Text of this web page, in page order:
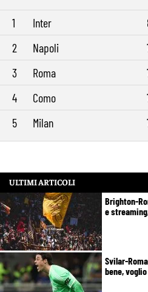
1 Inter
2
Napoli
3
Roma
4
Como
5
Milan
ULTIMI ARTICOLI
Brighton-
e
Svilar-
bene,